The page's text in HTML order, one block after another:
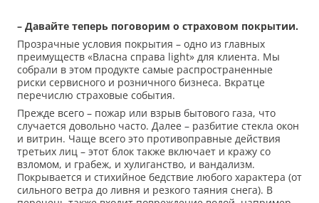
– Давайте теперь поговорим о страховом покрытии.
Прозрачные условия покрытия – одно из главных
преимуществ «Власна справа light» для клиента. Мы
собрали в этом продукте самые распространенные
риски сервисного и розничного бизнеса. Вкратце
перечислю страховые события.
Прежде всего – пожар или взрыв бытового газа, что
случается довольно часто. Далее – разбитие стекла окон
и витрин. Чаще всего это противоправные действия
третьих лиц – этот блок также включает и кражу со
взломом, и грабеж, и хулиганство, и вандализм.
Покрывается и стихийное бедствие любого характера (от
сильного ветра до ливня и резкого таяния снега). В